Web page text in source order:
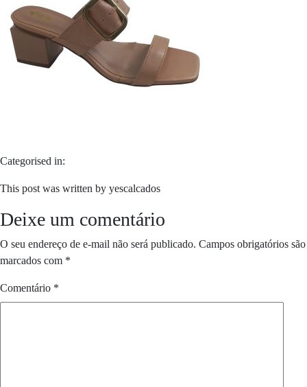
Categorised in:
This post was written by yescalcados
Deixe um comentário
O seu endereço de e-mail não será publicado. Campos obrigatórios são
marcados com *
Comentário *